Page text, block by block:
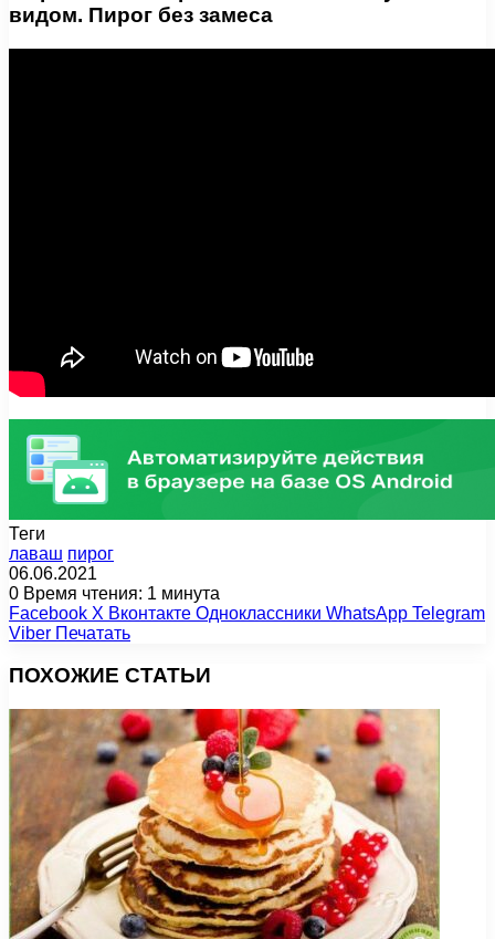
видом. Пирог без замеса
Теги
лаваш пирог
06.06.2021
0 Время чтения: 1 минута
Facebook X Вконтакте Одноклассники WhatsApp Telegram
Viber Печатать
ПОХОЖИЕ СТАТЬИ